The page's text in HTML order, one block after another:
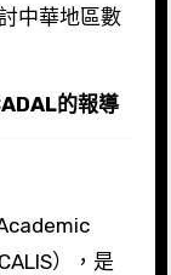
中華地區數
的報導
），是